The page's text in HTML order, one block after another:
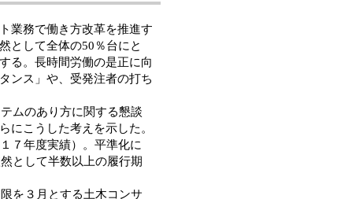
業務で働き方改革を推進す
として全体の50％台にと
る。長時間労働の是正に向
ンス」や、受発注者の打ち
ムのあり方に関する懇談
にこうした考えを示した。
７年度実績）。平準化に
として半数以上の履行期
を３月とする土木コンサ